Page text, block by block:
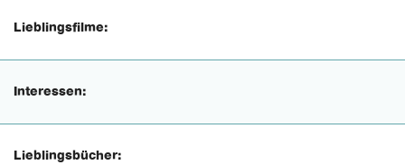
Lieblingsfilme:
Interessen:
Lieblingsbücher: